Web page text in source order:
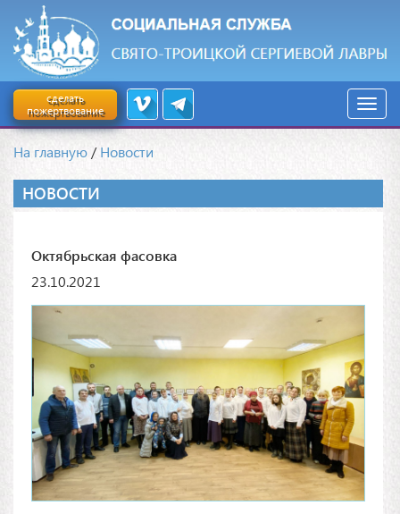
сделать
пожертвование
На главную /Новости
НОВОСТИ
Октябрьская фасовка
23.10.2021